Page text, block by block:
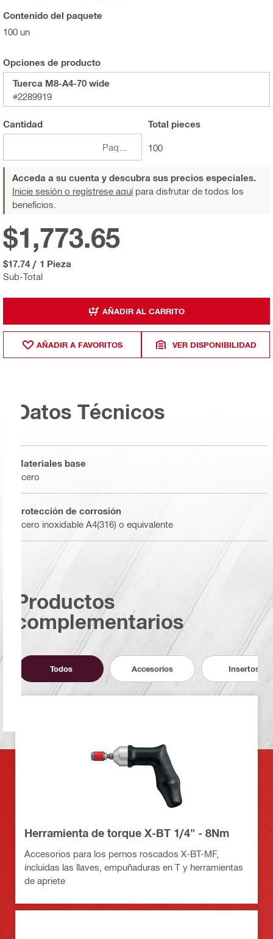
Contenido del paquete
100 un
Opciones de producto
Tuerca M8-A4-70 wide
#2289919
Cantidad Total pieces
100
Acceda a su cuenta y descubra sus precios especiales.
Inicie sesión o regístrese aquípara disfrutar de todos los
beneficios.
Sub-Total
$1,773.65
$17.74 / 1 Pieza
AÑADIR AL CARRITO
AÑADIR A FAVORITOS VER DISPONIBILIDAD
Datos Técnicos
Materiales base
Acero
Protección de corrosión
Acero inoxidable A4(316) o equivalente
Productos
complementarios
Todos Accesorios Insertos
Herramienta de torque X-BT 1/4" - 8Nm
Accesorios para los pernos roscados X-BT-MF,
incluidas las llaves, empuñaduras en T y herramientas
de apriete